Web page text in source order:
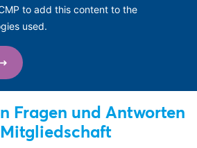
to add this content to the
used.
Fragen und Antworten